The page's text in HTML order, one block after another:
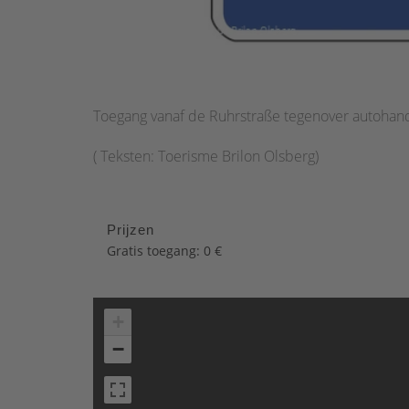
Toegang vanaf de Ruhrstraße tegenover
( Teksten: Toerisme Brilon Olsberg)
Prijzen
Gratis toegang: 0 €
−